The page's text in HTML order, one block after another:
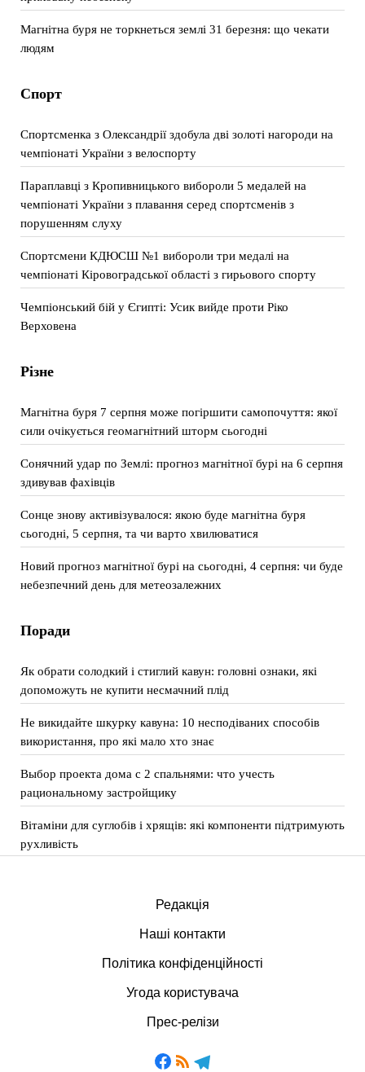
Магнітна буря не торкнеться землі 31 березня: що чекати
людям
Спорт
Спортсменка з Олександрії здобула дві золоті нагороди на
чемпіонаті України з велоспорту
Параплавці з Кропивницького вибороли 5 медалей на
чемпіонаті України з плавання серед спортсменів з
порушенням слуху
Спортсмени КДЮСШ №1 вибороли три медалі на
чемпіонаті Кіровоградської області з гирьового спорту
Чемпіонський бій у Єгипті: Усик вийде проти Ріко
Верховена
Різне
Магнітна буря 7 серпня може погіршити самопочуття: якої
сили очікується геомагнітний шторм сьогодні
Сонячний удар по Землі: прогноз магнітної бурі на 6 серпня
здивував фахівців
Сонце знову активізувалося: якою буде магнітна буря
сьогодні, 5 серпня, та чи варто хвилюватися
Новий прогноз магнітної бурі на сьогодні, 4 серпня: чи буде
небезпечний день для метеозалежних
Поради
Як обрати солодкий і стиглий кавун: головні ознаки, які
допоможуть не купити несмачний плід
Не викидайте шкурку кавуна: 10 несподіваних способів
використання, про які мало хто знає
Выбор проекта дома с 2 спальнями: что учесть
рациональному застройщику
Вітаміни для суглобів і хрящів: які компоненти підтримують
рухливість
Редакція
Наші контакти
Політика конфіденційності
Угода користувача
Прес-релізи